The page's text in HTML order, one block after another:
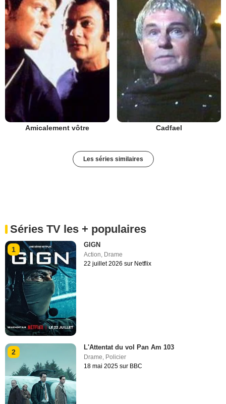
Amicalement vôtre Cadfael
Les séries similaires
Séries TV les + populaires
1
GIGN
Action Drame
22 juillet 2026 sur Netflix
2
L'Attentat du vol Pan Am 103
Drame, Policier
18 mai 2025 sur BBC